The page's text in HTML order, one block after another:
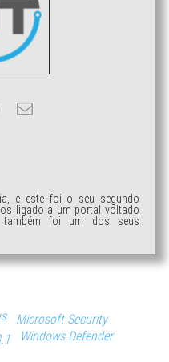
e este foi o seu segundo
ligado a um portal voltado
foi um dos seus
Microsoft Security
Windows Defender